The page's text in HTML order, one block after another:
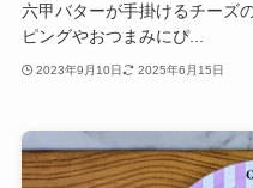
六甲バターが手掛けるチーズ
ピングやおつまみにぴ...
2023年9月10日 2025年6月15日